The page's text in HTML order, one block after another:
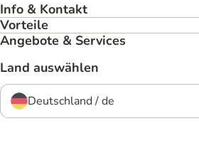
Info & Kontakt
Vorteile
Angebote & Services
Land auswählen
Deutschland / de